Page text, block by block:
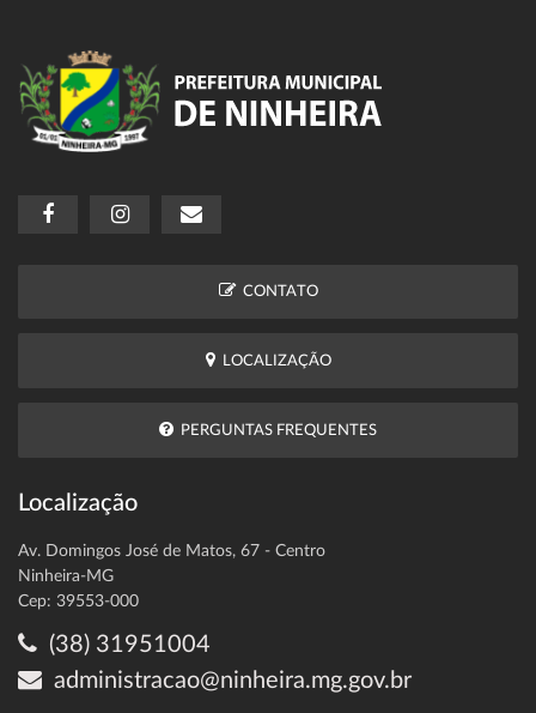
CONTATO
LOCALIZAÇÃO
PERGUNTAS FREQUENTES
Localização
Av. Domingos José de Matos, 67 - Centro
Ninheira-MG
Cep: 39553-000
(38) 31951004
administracao@ninheira.mg.gov.br